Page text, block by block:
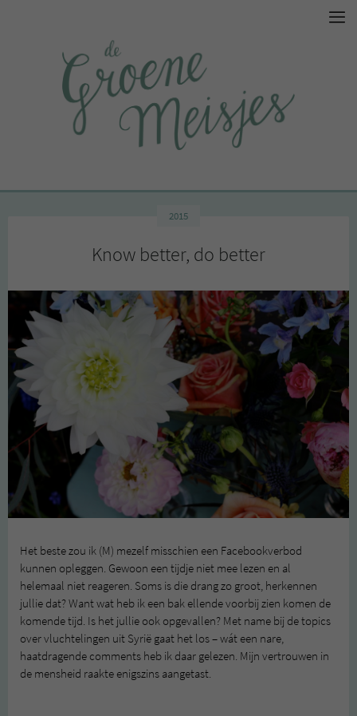
2015
Know better, do better
Het beste zou ik (M) mezelf misschien een Facebookverbod
kunnen opleggen. Gewoon een tijdje niet mee lezen en al
helemaal niet reageren. Soms is die drang zo groot, herkennen
jullie dat? Want wat heb ik een bak ellende voorbij zien komen de
komende tijd. Is het jullie ook opgevallen? Met name bij de topics
over vluchtelingen uit Syrië gaat het los – wát een nare,
haatdragende comments heb ik daar gelezen. Mijn vertrouwen in
de mensheid raakte enigszins aangetast.